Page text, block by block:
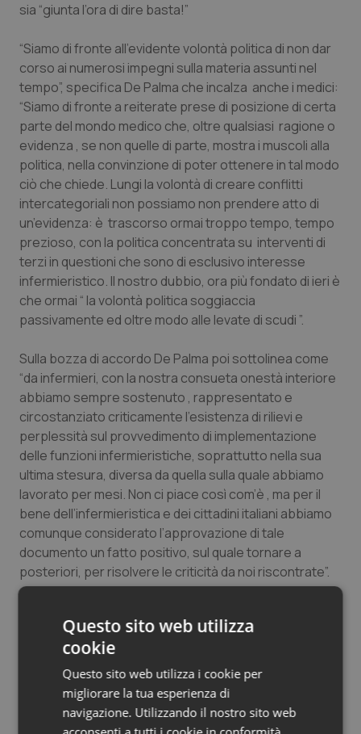
Valle D’Aosta
Veneto
Oncodermatologia
Oncoematologia
Oncologia & Nutrizione
Psoriasi & pelle
Quotidiano Cardiologia
Quotidiano Chirurgia
Quotidiano Oncologia
Quotidiano Pediatria
Rene & patologie urogenitali
Salute orale & impianti
Sangue & coagulazione
Tiroide
Tumore al seno
Tumore ovarico
Tumori gastrointestinali
Ulcera & Reflusso
Vaccini
sia “giunta l’ora di dire basta!”
“Siamo di fronte all’evidente volontà politica di non dar
corso ai numerosi impegni sulla materia assunti nel
tempo”, specifica De Palma che incalza anche i medici:
“Siamo di fronte a reiterate prese di posizione di certa
parte del mondo medico che, oltre qualsiasi ragione o
evidenza , se non quelle di parte, mostra i muscoli alla
politica, nella convinzione di poter ottenere in tal modo
ciò che chiede. Lungi la volontà di creare conflitti
intercategoriali non possiamo non prendere atto di
un’evidenza: è trascorso ormai troppo tempo, tempo
prezioso, con la politica concentrata su interventi di
terzi in questioni che sono di esclusivo interesse
infermieristico. Il nostro dubbio, ora più fondato di ieri è
che ormai “ la volontà politica soggiaccia
passivamente ed oltre modo alle levate di scudi ”.
Sulla bozza di accordo De Palma poi sottolinea come
“da infermieri, con la nostra consueta onestà interiore
abbiamo sempre sostenuto , rappresentato e
circostanziato criticamente l’esistenza di rilievi e
perplessità sul provvedimento di implementazione
delle funzioni infermieristiche, soprattutto nella sua
ultima stesura, diversa da quella sulla quale abbiamo
lavorato per mesi. Non ci piace così com’è , ma per il
bene dell’infermieristica e dei cittadini italiani abbiamo
comunque considerato l’approvazione di tale
documento un fatto positivo, sul quale tornare a
posteriori, per risolvere le criticità da noi riscontrate”.
anche, questo è chiaro, ogni forma di
strumentalizzazione, anche quando questa dovesse
provenire da alcuni esponenti del mondo
professionale che, eventualmente votati alla politica,
dovessero apparirci incoerenti od orientati più ad
interessi di altro tipo”.
Questo sito web utilizza
cookie
Questo sito web utilizza i cookie per
migliorare la tua esperienza di
navigazione. Utilizzando il nostro sito web